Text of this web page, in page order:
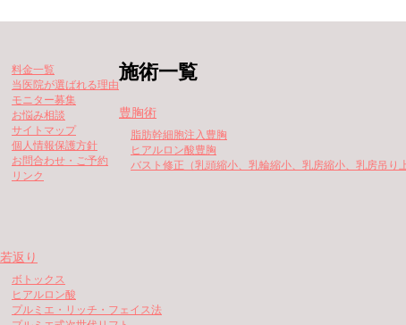
料金一覧
当医院が選ばれる理由
モニター募集
お悩み相談
サイトマップ
個人情報保護方針
お問合わせ・ご予約
リンク
施術一覧
豊胸術
脂肪幹細胞注入豊胸
ヒアルロン酸豊胸
バスト修正（乳頭縮小、乳輪縮小、乳房縮小、乳房吊り
若返り
ボトックス
ヒアルロン酸
プルミエ・リッチ・フェイス法